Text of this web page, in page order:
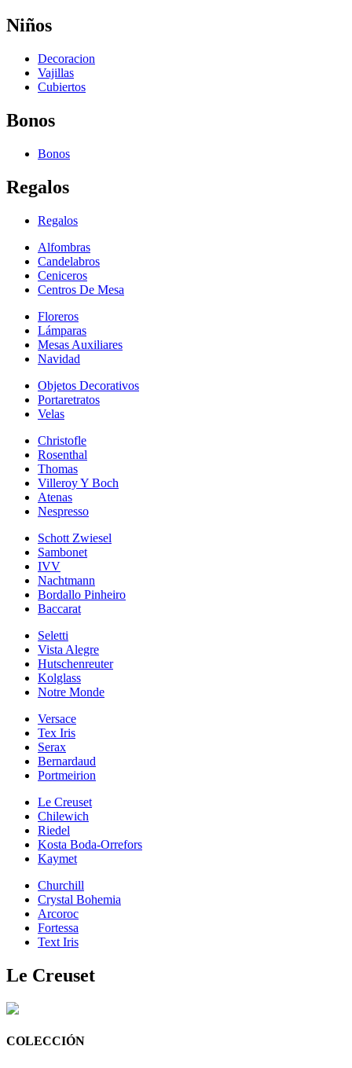
Niños
Decoracion
Vajillas
Cubiertos
Bonos
Bonos
Regalos
Regalos
Alfombras
Candelabros
Ceniceros
Centros De Mesa
Floreros
Lámparas
Mesas Auxiliares
Navidad
Objetos Decorativos
Portaretratos
Velas
Christofle
Rosenthal
Thomas
Villeroy Y Boch
Atenas
Nespresso
Schott Zwiesel
Sambonet
IVV
Nachtmann
Bordallo Pinheiro
Baccarat
Seletti
Vista Alegre
Hutschenreuter
Kolglass
Notre Monde
Versace
Tex Iris
Serax
Bernardaud
Portmeirion
Le Creuset
Chilewich
Riedel
Kosta Boda-Orrefors
Kaymet
Churchill
Crystal Bohemia
Arcoroc
Fortessa
Text Iris
Le Creuset
COLECCIÓN